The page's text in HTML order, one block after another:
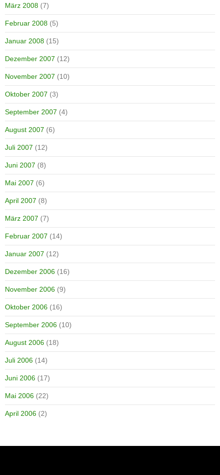
März 2008 (7)
Februar 2008 (5)
Januar 2008 (15)
Dezember 2007 (12)
November 2007 (10)
Oktober 2007 (3)
September 2007 (4)
August 2007 (6)
Juli 2007 (12)
Juni 2007 (8)
Mai 2007 (6)
April 2007 (8)
März 2007 (7)
Februar 2007 (14)
Januar 2007 (12)
Dezember 2006 (16)
November 2006 (9)
Oktober 2006 (16)
September 2006 (10)
August 2006 (18)
Juli 2006 (14)
Juni 2006 (17)
Mai 2006 (22)
April 2006 (2)